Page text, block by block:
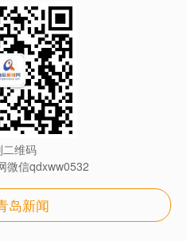
二维码
微信qdxww0532
岛新闻